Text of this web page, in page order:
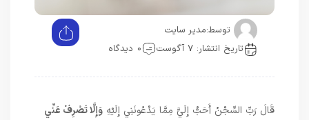
توسط:مدیر سایت
تاریخ انتشار: 7 آگوست
0 دیدگاه
قَالَ رَبِّ السِّجْنُ أَحَبُّ إِلَيَّ مِمَّا يَدْعُونَنِي إِلَيْهِ وَإِلَّا تَصْرِفْ عَنِّي